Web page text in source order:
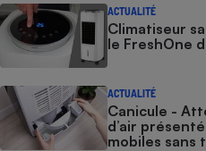
ACTUALITÉ
Climatiseur
le FreshOne
ACTUALITÉ
Canicule -
d’air
mobiles sans